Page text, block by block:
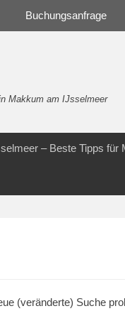
Buchungsanfrage
Makkum am IJsselmeer
– Beste Tipps für
(veränderte) Suche